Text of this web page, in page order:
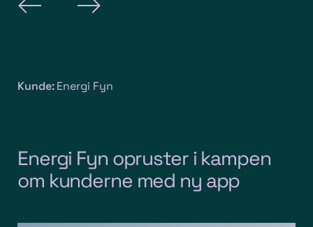
Kunde:Energi Fyn
Energi Fyn opruster i kampen
om kunderne med ny app